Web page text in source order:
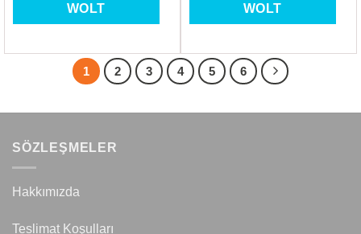
WOLT WOLT
1 2 3 4 5 6
SÖZLEŞMELER
Hakkımızda
Teslimat Koşulları